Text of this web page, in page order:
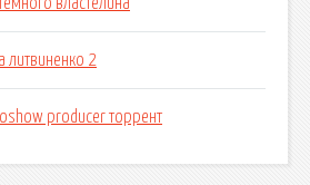
властелина
литвиненко 2
producer торрент